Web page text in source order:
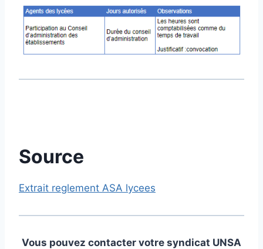
Source
Extrait reglement ASA lycees
Vous pouvez contacter votre syndicat UNSA